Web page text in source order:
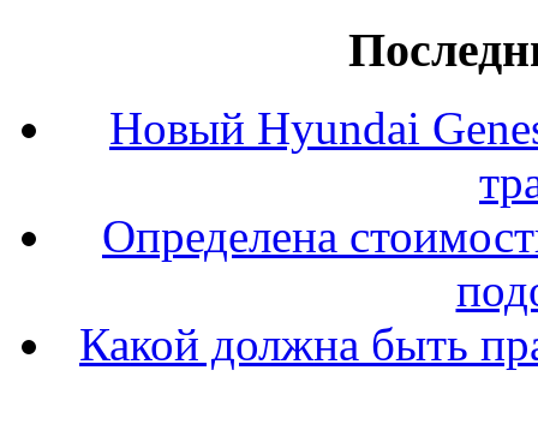
Новый Hyundai
Определена
Какой должна быть